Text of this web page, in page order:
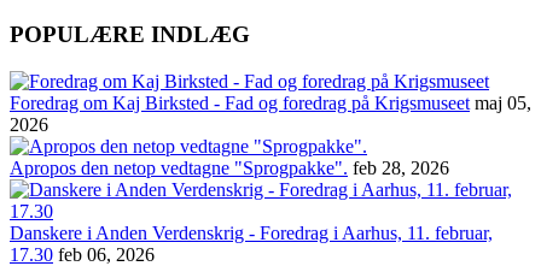
POPULÆRE INDLÆG
Foredrag om Kaj Birksted - Fad og foredrag på Krigsmuseet maj 05,
2026
Apropos den netop vedtagne "Sprogpakke". feb 28, 2026
Danskere i Anden Verdenskrig - Foredrag i Aarhus, 11. februar,
17.30 feb 06, 2026